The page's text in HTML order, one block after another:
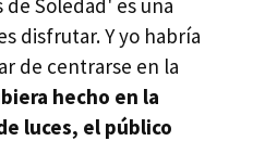
disfrutar. Y yo habría
de centrarse en la
hecho en la
luces, el público